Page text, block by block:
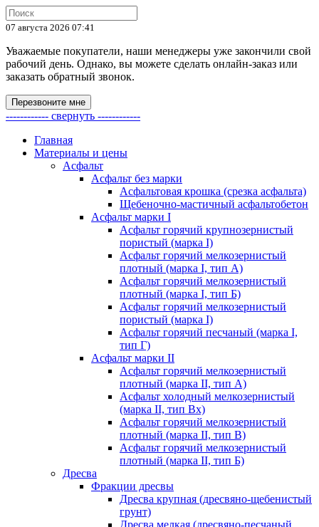
07 августа 2026 07:41
Уважаемые покупатели, наши менеджеры уже закончили свой
рабочий день. Однако, вы можете сделать онлайн-заказ или
заказать обратный звонок.
Перезвоните мне
------------ свернуть ------------
Главная
Материалы и цены
Асфальт
Асфальт без марки
Асфальтовая крошка (срезка асфальта)
Щебеночно-мастичный асфальтобетон
Асфальт марки I
Асфальт горячий крупнозернистый
пористый (марка I)
Асфальт горячий мелкозернистый
плотный (марка I, тип А)
Асфальт горячий мелкозернистый
плотный (марка I, тип Б)
Асфальт горячий мелкозернистый
пористый (марка I)
Асфальт горячий песчаный (марка I,
тип Г)
Асфальт марки II
Асфальт горячий мелкозернистый
плотный (марка II, тип А)
Асфальт холодный мелкозернистый
(марка II, тип Вх)
Асфальт горячий мелкозернистый
плотный (марка II, тип В)
Асфальт горячий мелкозернистый
плотный (марка II, тип Б)
Дресва
Фракции дресвы
Дресва крупная (дресвяно-щебенистый
грунт)
Дресва мелкая (дресвяно-песчаный